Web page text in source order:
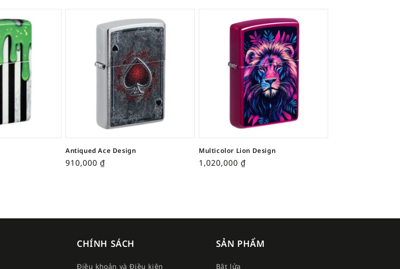
Antiqued Ace Design
910,000 ₫
Multicolor Lion Design
1,020,000 ₫
CHÍNH SÁCH
Điều khoản và Điều kiện
SẢN PHẨM
Bật lửa